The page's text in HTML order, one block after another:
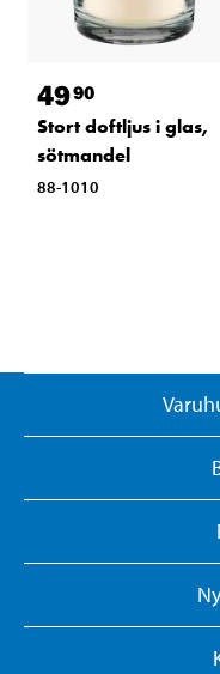
4990
Stort doftljus i glas,
sötmandel
88-1010